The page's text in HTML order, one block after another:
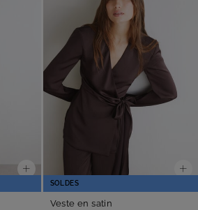
SOLDES
Veste en satin